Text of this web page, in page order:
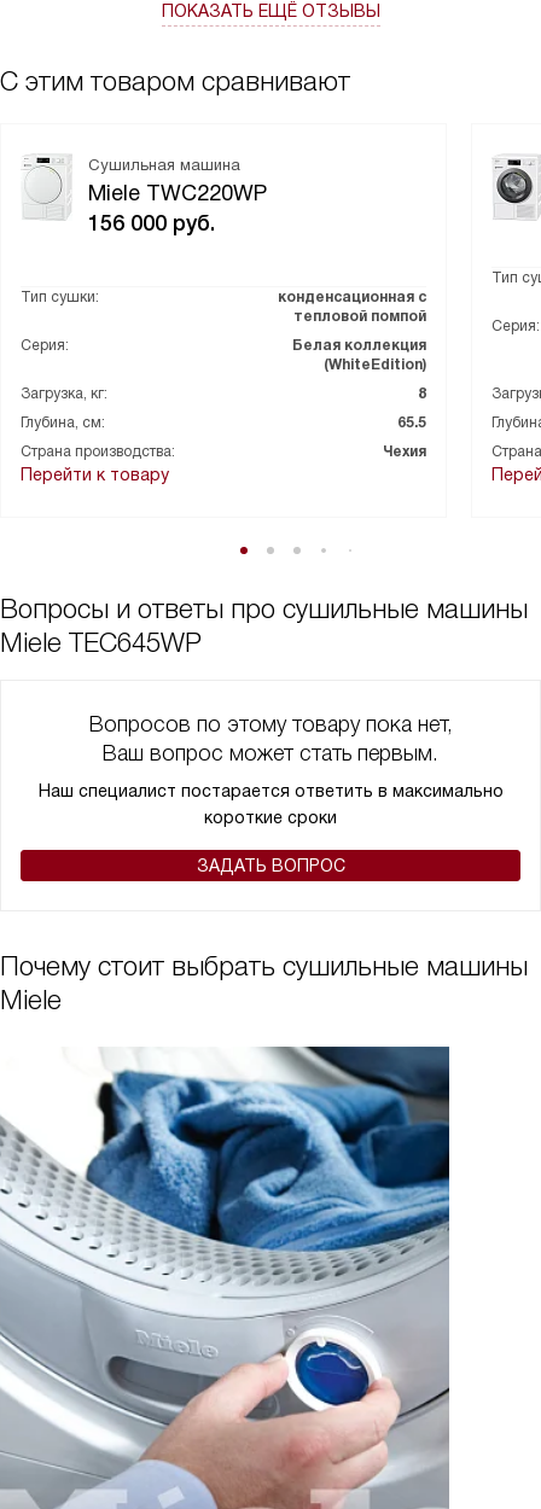
ПОКАЗАТЬ ЕЩЁ ОТЗЫВЫ
С этим товаром сравнивают
Сушильная машина
Miele TWC220WP
156 000 руб.
Тип сушки:
конденсационная с
тепловой помпой
Серия:
Белая коллекция
(WhiteEdition)
Загрузка, кг:
8
Глубина, см:
65.5
Страна производства:
Чехия
Перейти к товару
Тип
Серия:
Вопросы и ответы про сушильные машины
Miele TEC645WP
Вопросов по этому товару пока нет,
Ваш вопрос может стать первым.
Наш специалист постарается ответить в максимально
короткие сроки
ЗАДАТЬ ВОПРОС
Почему стоит выбрать сушильные машины
Miele